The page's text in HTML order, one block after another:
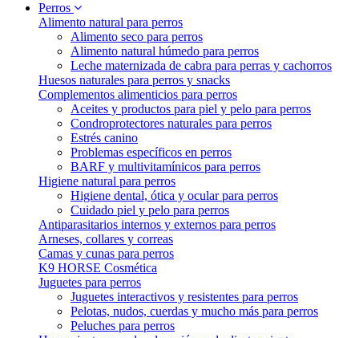
Perros
Alimento natural para perros
Alimento seco para perros
Alimento natural húmedo para perros
Leche maternizada de cabra para perras y cachorros
Huesos naturales para perros y snacks
Complementos alimenticios para perros
Aceites y productos para piel y pelo para perros
Condroprotectores naturales para perros
Estrés canino
Problemas específicos en perros
BARF y multivitamínicos para perros
Higiene natural para perros
Higiene dental, ótica y ocular para perros
Cuidado piel y pelo para perros
Antiparasitarios internos y externos para perros
Arneses, collares y correas
Camas y cunas para perros
K9 HORSE Cosmética
Juguetes para perros
Juguetes interactivos y resistentes para perros
Pelotas, nudos, cuerdas y mucho más para perros
Peluches para perros